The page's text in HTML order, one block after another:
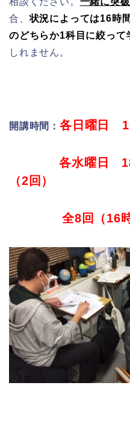
合、状況によっては16時
のどちらか1科目に絞っ
しれません。
開講時間： 各日曜日
各水曜日 18:00
（2回）
全8回（16時